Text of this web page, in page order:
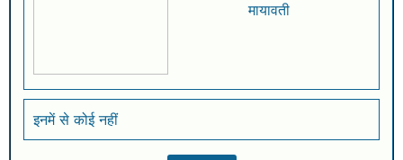
मायावती
इनमें से कोई नहीं